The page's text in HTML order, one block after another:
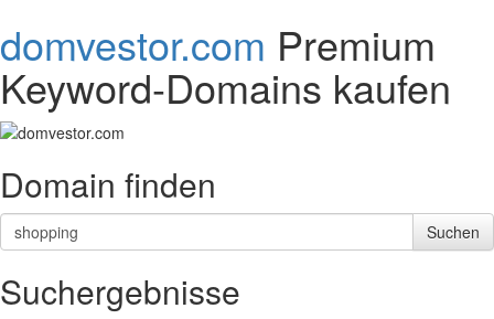
domvestor.com Premium
Keyword-Domains kaufen
Domain finden
Suchergebnisse